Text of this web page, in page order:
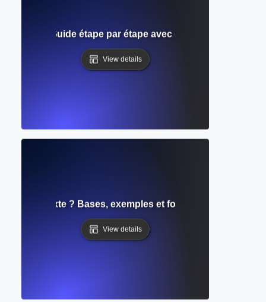
? Guide étape par étape avec des exemples et
View details
dans le texte ? Bases, exemples et formatage pour
View details